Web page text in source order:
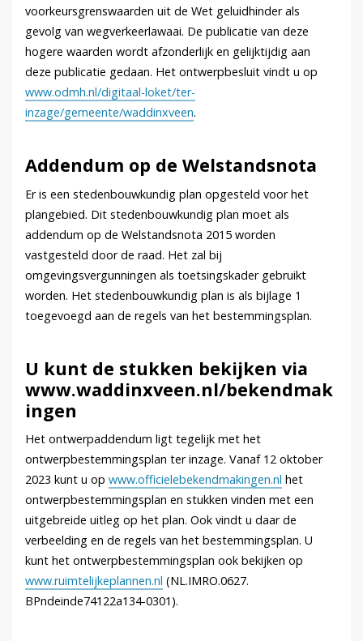
voorkeursgrenswaarden uit de Wet geluidhinder als
gevolg van wegverkeerlawaai. De publicatie van deze
hogere waarden wordt afzonderlijk en gelijktijdig aan
deze publicatie gedaan. Het ontwerpbesluit vindt u op
www.odmh.nl/digitaal-loket/ter-
inzage/gemeente/waddinxveen.
Addendum op de Welstandsnota
Er is een stedenbouwkundig plan opgesteld voor het
plangebied. Dit stedenbouwkundig plan moet als
addendum op de Welstandsnota 2015 worden
vastgesteld door de raad. Het zal bij
omgevingsvergunningen als toetsingskader gebruikt
worden. Het stedenbouwkundig plan is als bijlage 1
toegevoegd aan de regels van het bestemmingsplan.
U kunt de stukken bekijken via
www.waddinxveen.nl/bekendmak
ingen
Het ontwerpaddendum ligt tegelijk met het
ontwerpbestemmingsplan ter inzage. Vanaf 12 oktober
2023 kunt u op www.officielebekendmakingen.nl het
ontwerpbestemmingsplan en stukken vinden met een
uitgebreide uitleg op het plan. Ook vindt u daar de
verbeelding en de regels van het bestemmingsplan. U
kunt het ontwerpbestemmingsplan ook bekijken op
www.ruimtelijkeplannen.nl (NL.IMRO.0627.
BPndeinde74122a134-0301).